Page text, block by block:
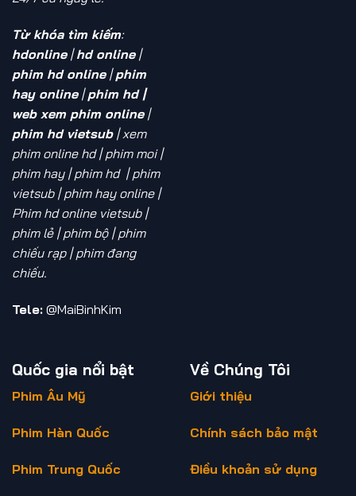
Từ khóa tìm kiếm:
hdonline|hd online|
phim hd online| phim
hay online|phim hd |
web xem phim online|
phim hd vietsub| xem
phim online hd| phim moi |
phim hay | phim hd | phim
vietsub | phim hay online |
Phim hd online vietsub |
phim lẻ | phim bộ | phim
chiếu rạp | phim đang
chiếu.
Tele: @MaiBinhKim
Quốc gia nổi bật
Phim Âu Mỹ
Phim Hàn Quốc
Phim Trung Quốc
Về Chúng Tôi
Giới thiệu
Chính sách bảo mật
Điều khoản sử dụng